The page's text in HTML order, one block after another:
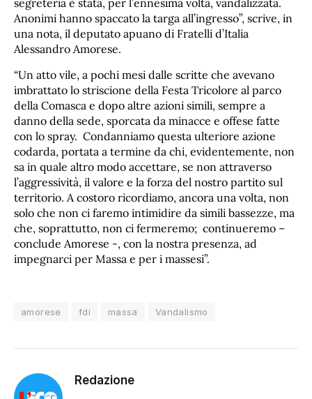
Anonimi hanno spaccato la targa all’ingresso”, scrive, in
una nota, il deputato apuano di Fratelli d’Italia
Alessandro Amorese.
“Un atto vile, a pochi mesi dalle scritte che avevano
imbrattato lo striscione della Festa Tricolore al parco
della Comasca e dopo altre azioni simili, sempre a
danno della sede, sporcata da minacce e offese fatte
con lo spray. Condanniamo questa ulteriore azione
codarda, portata a termine da chi, evidentemente, non
sa in quale altro modo accettare, se non attraverso
l’aggressività, il valore e la forza del nostro partito sul
territorio. A costoro ricordiamo, ancora una volta, non
solo che non ci faremo intimidire da simili bassezze, ma
che, soprattutto, non ci fermeremo; continueremo –
conclude Amorese -, con la nostra presenza, ad
impegnarci per Massa e per i massesi”.
amorese fdi massa Vandalismo
Redazione